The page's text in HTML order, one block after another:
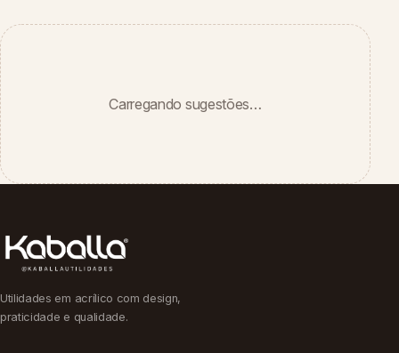
Carregando sugestões…
Utilidades em acrílico com design,
praticidade e qualidade.